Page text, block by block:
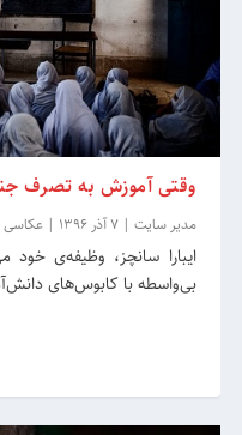
وقتی آموزش به تصرف
مدیر سایت |7 آذر 1396 |عکاسی
ایبارا سانچز،‌ وظیفه‌ی
بی‌واسطه با کابوس‌های